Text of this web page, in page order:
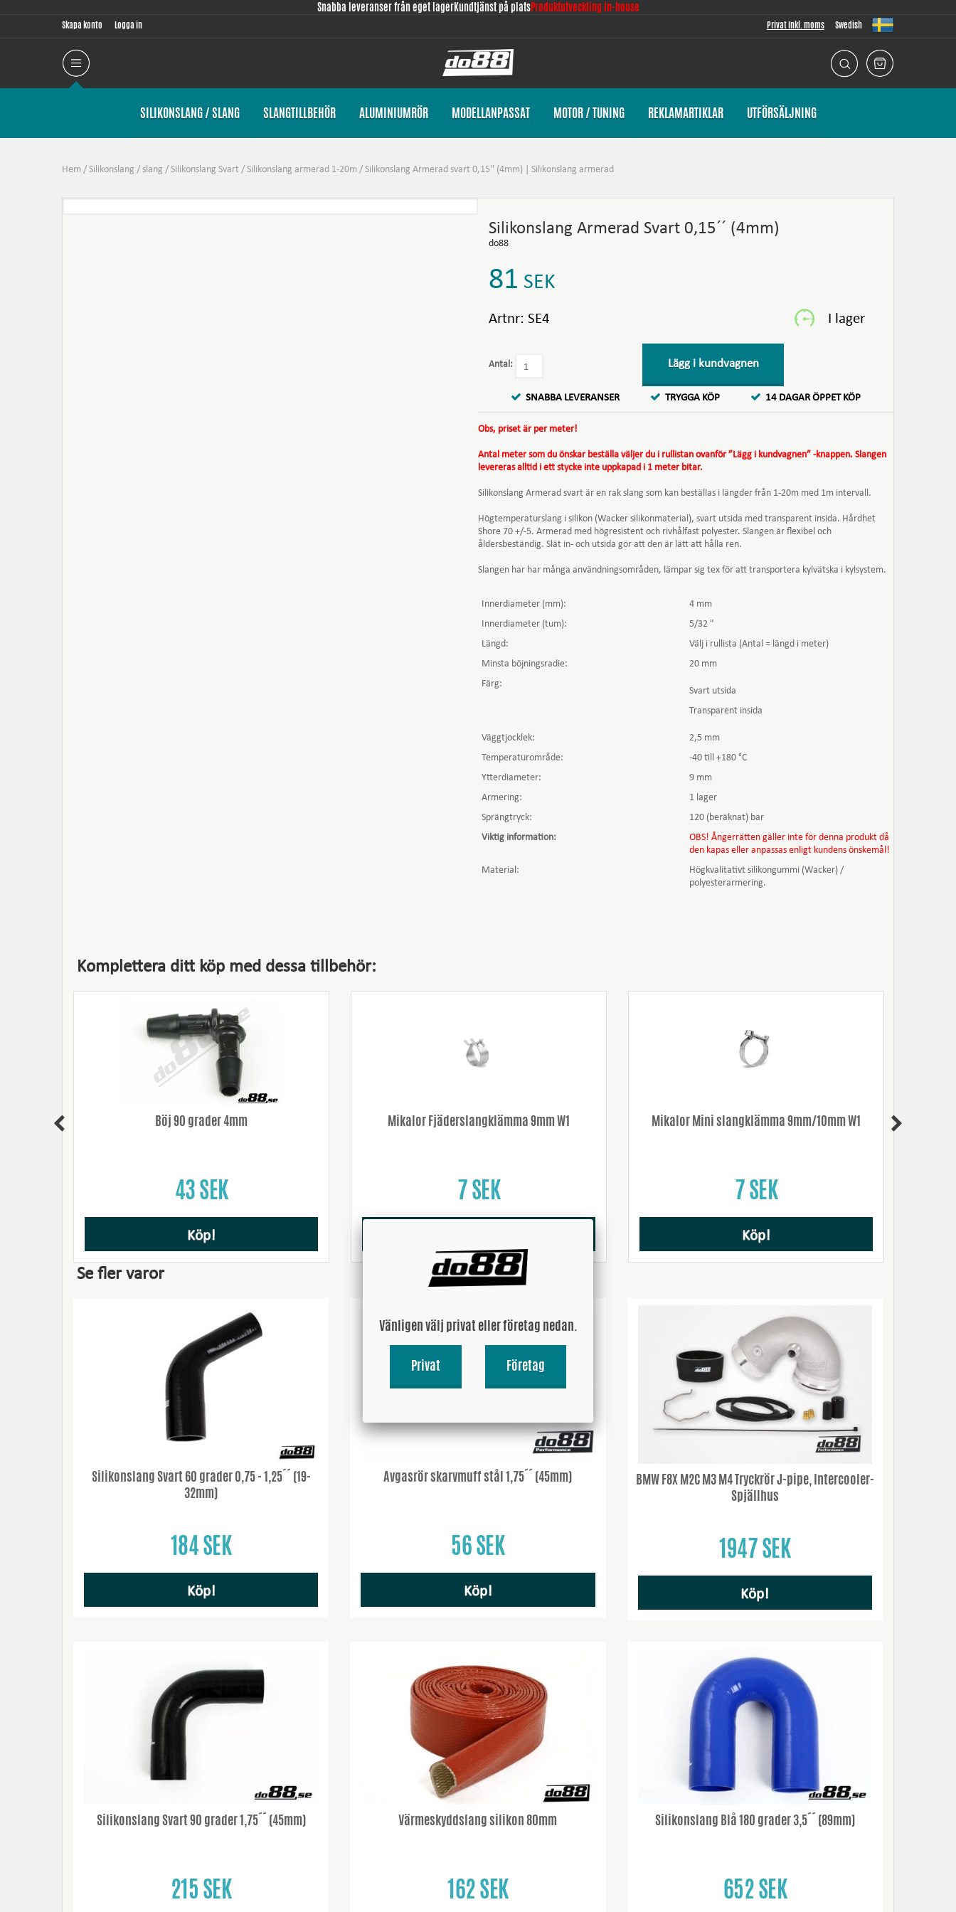
Snabba leveranser från eget lagerKundtjänst på platsProduktutveckling in-house
Skapa konto Logga in Privat Inkl. moms Swedish
SILIKONSLANG / SLANG SLANGTILLBEHÖR ALUMINIUMRÖR MODELLANPASSAT MOTOR / TUNING REKLAMARTIKLAR UTFÖRSÄLJNING
Hem / Silikonslang / slang / Silikonslang Svart / Silikonslang armerad 1-20m / Silikonslang Armerad svart 0,15'' (4mm) | Silikonslang armerad
Silikonslang Armerad Svart 0,15´´ (4mm)
do88
81 SEK
Artnr: SE4
Antal: Lägg i kundvagnen
SNABBA LEVERANSER TRYGGA KÖP 14 DAGAR ÖPPET KÖP
Obs, priset är per meter!
Antal meter som du önskar beställa väljer du i rullistan ovanför ”Lägg i kundvagnen” -knappen. Slangen
levereras alltid i ett stycke inte uppkapad i 1 meter bitar.
Silikonslang Armerad svart är en rak slang som kan beställas i längder från 1-20m med 1m intervall.
Högtemperaturslang i silikon (Wacker silikonmaterial), svart utsida med transparent insida. Hårdhet
Shore 70 +/-5. Armerad med högresistent och rivhålfast polyester. Slangen är flexibel och
åldersbeständig. Slät in- och utsida gör att den är lätt att hålla ren.
Slangen har har många användningsområden, lämpar sig tex för att transportera kylvätska i kylsystem.
Innerdiameter (mm):
4 mm
Innerdiameter (tum):
5/32 "
Längd:
Välj i rullista (Antal = längd i meter)
Minsta böjningsradie:
20 mm
Färg:
Svart utsida
Transparent insida
Väggtjocklek:
2,5 mm
Temperaturområde:
-40 till +180 °C
Ytterdiameter:
9 mm
Armering:
1 lager
Sprängtryck:
120 (beräknat) bar
Viktig information:
OBS! Ångerrätten gäller inte för denna produkt då
den kapas eller anpassas enligt kundens önskemål!
Material:
Högkvalitativt silikongummi (Wacker) /
polyesterarmering.
Komplettera ditt köp med dessa tillbehör:
Böj 90 grader 4mm
43 SEK
Köp!
Mikalor Fjäderslangklämma 9mm W1
7 SEK
Mikalor Mini slangklämma 9mm/10mm W1
7 SEK
Köp!
Se fler varor
Silikonslang Svart 60 grader 0,75 - 1,25´´ (19-
32mm)
184 SEK
Köp!
Avgasrör skarvmuff stål 1,75´´ (45mm)
56 SEK
Köp!
BMW F8X M2C M3 M4 Tryckrör J-pipe, Intercooler-
Spjällhus
1947 SEK
Köp!
Silikonslang Svart 90 grader 1,75´´ (45mm)
215 SEK
Värmeskyddslang silikon 80mm
162 SEK
Silikonslang Blå 180 grader 3,5´´ (89mm)
652 SEK
Vänligen välj privat eller företag nedan.
Privat Företag